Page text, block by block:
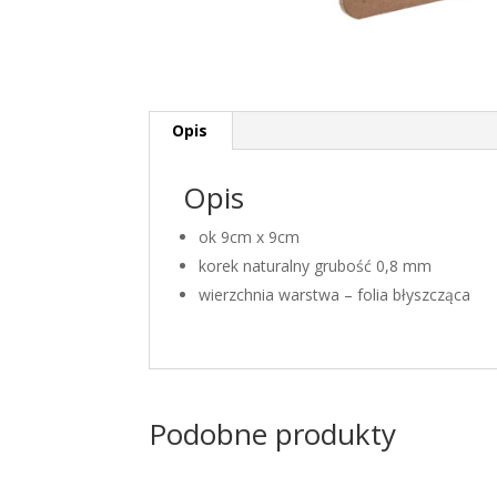
Opis
Opis
ok 9cm x 9cm
korek naturalny grubość 0,8 mm
wierzchnia warstwa – folia błyszcząca
Podobne produkty